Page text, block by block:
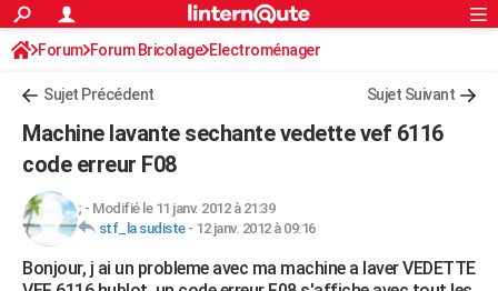
ACTUALITÉS
Politique
Société
Faits Divers
Education
Monde
Villes
+
Programme TV
Streaming
Cinéma
Sorties cinéma
Musique
FINANCE
Retraite
Impôts
Epargne
Immobilier
Risques naturels par ville
Banque
Assurance
Crédit
AUTO
Essais
Réserver un essai
Citadines
Berlines
SUV
Forum auto
HIGH-TECH
S'inscrire
Connexion
Forum Forum Bricolage Electroménager
Sujet Précédent Sujet Suivant
Machine lavante sechante vedette vef 6116
code erreur F08
; - Modifié le 11 janv. 2012 à 21:39
stf_la sudiste- 12 janv. 2012 à 09:16
Bonjour, j ai un probleme avec ma machine a laver VEDETTE